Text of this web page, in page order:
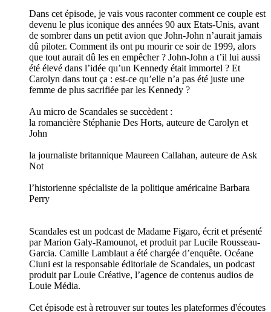
Dans cet épisode, je vais vous raconter comment ce couple est
devenu le plus iconique des années 90 aux Etats-Unis, avant
de sombrer dans un petit avion que John-John n’aurait jamais
dû piloter. Comment ils ont pu mourir ce soir de 1999, alors
que tout aurait dû les en empêcher ? John-John a t’il lui aussi
été élevé dans l’idée qu’un Kennedy était immortel ? Et
Carolyn dans tout ça : est-ce qu’elle n’a pas été juste une
femme de plus sacrifiée par les Kennedy ?
Au micro de Scandales se succèdent :
la romancière Stéphanie Des Horts, auteure de Carolyn et
John
la journaliste britannique Maureen Callahan, auteure de Ask
Not
l’historienne spécialiste de la politique américaine Barbara
Perry
Scandales est un podcast de Madame Figaro, écrit et présenté
par Marion Galy-Ramounot, et produit par Lucile Rousseau-
Garcia. Camille Lamblaut a été chargée d’enquête. Océane
Ciuni est la responsable éditoriale de Scandales, un podcast
produit par Louie Créative, l’agence de contenus audios de
Louie Média.
Cet épisode est à retrouver sur toutes les plateformes d'écoutes